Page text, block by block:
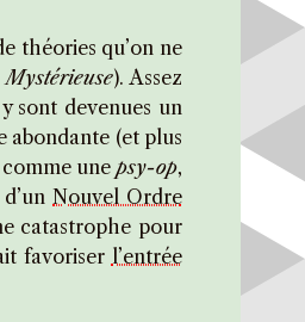
théories qu’on ne
). Assez
y sont devenues un
abondante (et plus
comme unepsy-op,
Nouvel Ordre
catastrophe pour
favoriser l’entrée